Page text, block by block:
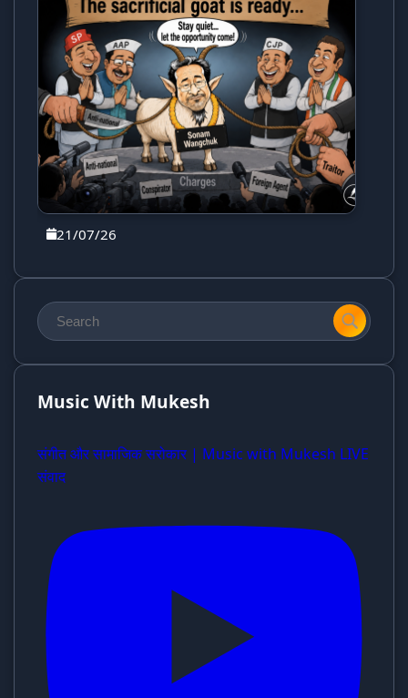
21/07/26
Music With Mukesh
संगीत और सामाजिक सरोकार | Music with Mukesh LIVE
संवाद